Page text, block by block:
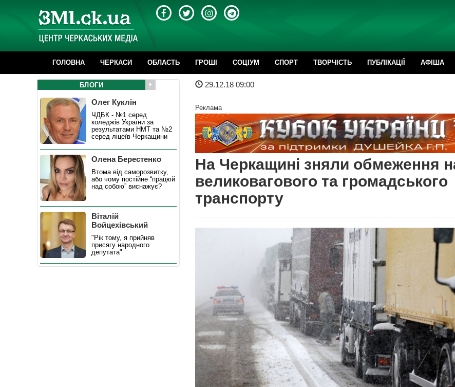
ГОЛОВНА ЧЕРКАСИ ОБЛАСТЬ ГРОШІ CОЦІУМ СПОРТ ТВОРЧІСТЬ ПУБЛІКАЦІЇ АФІША
29.12.18 09:00
Реклама
На Черкащині зняли обмеження
великовагового та громадського
транспорту
БЛОГИ
Олег Куклін
ЧДБК - №1 серед
коледжів України за
результатами НМТ та №2
серед ліцеїв Черкащини
Олена Берестенко
Втома від саморозвитку,
або чому постійне “працюй
над собою” виснажує?
Віталій
Войцехівський
"Рік тому, я прийняв
присягу народного
депутата"